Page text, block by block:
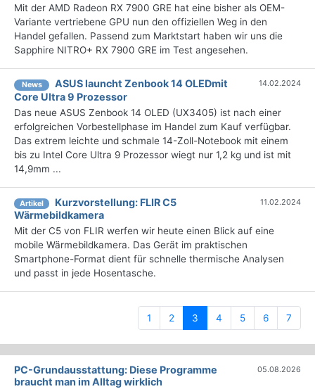
Mit der AMD Radeon RX 7900 GRE hat eine bisher als OEM-
Variante vertriebene GPU nun den offiziellen Weg in den
Handel gefallen. Passend zum Marktstart haben wir uns die
Sapphire NITRO+ RX 7900 GRE im Test angesehen.
News
ASUS launcht Zenbook 14 OLEDmit
Core Ultra 9 Prozessor
14.02.2024
Das neue ASUS Zenbook 14 OLED (UX3405) ist nach einer
erfolgreichen Vorbestellphase im Handel zum Kauf verfügbar.
Das extrem leichte und schmale 14-Zoll-Notebook mit einem
bis zu Intel Core Ultra 9 Prozessor wiegt nur 1,2 kg und ist mit
14,9mm ...
Artikel
Kurzvorstellung: FLIR C5
Wärmebildkamera
11.02.2024
Mit der C5 von FLIR werfen wir heute einen Blick auf eine
mobile Wärmebildkamera. Das Gerät im praktischen
Smartphone-Format dient für schnelle thermische Analysen
und passt in jede Hosentasche.
1 2 3 (current)
4 5 6 7
PC-Grundausstattung: Diese Programme
braucht man im Alltag wirklich
05.08.2026